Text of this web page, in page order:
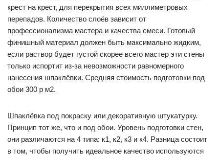
крест на крест, для перекрытия всех миллиметровых
перепадов. Количество слоёв зависит от
профессионализма мастера и качества смеси. Готовый
финишный материал должен быть максимально жидким,
если раствор будет густой скорее всего мастер эти стены
только испортит из-за невозможности равномерного
нанесения шпаклёвки. Средняя стоимость подготовки под
обои 300 р м2.
Шпаклёвка под покраску или декоративную штукатурку.
Принцип тот же, что и под обои. Уровень подготовки стен,
они различаются на 4 типа: к1, к2, к3 и к4. Разница состоит
в том, чтобы получить идеальное качество используются